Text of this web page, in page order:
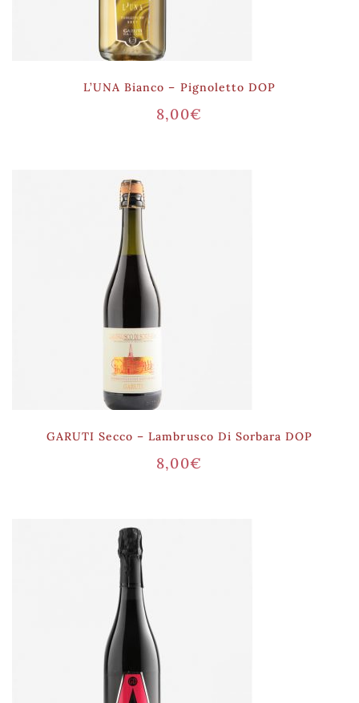
L’UNA Bianco – Pignoletto DOP
8,00€
GARUTI Secco – Lambrusco Di Sorbara DOP
8,00€